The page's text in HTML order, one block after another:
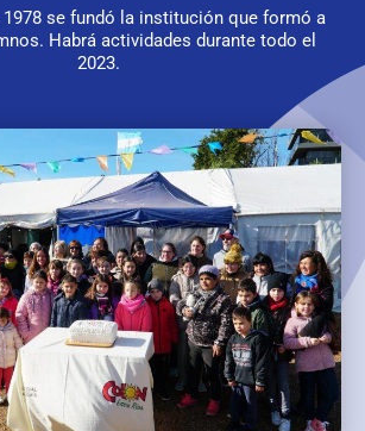
1978 se fundó la institución que formó a
Habrá actividades durante todo el
2023.